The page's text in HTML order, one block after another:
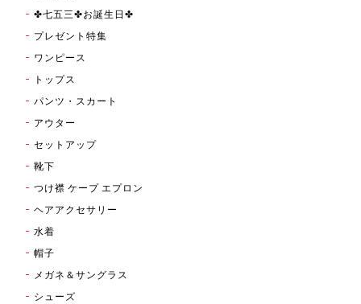
✤七五三✤お誕生日✤
プレゼント特集
ワンピース
トップス
パンツ・スカート
アウター
セットアップ
靴下
つけ襟 ケープ エプロン
ヘアアクセサリー
水着
帽子
メガネ＆サングラス
シューズ